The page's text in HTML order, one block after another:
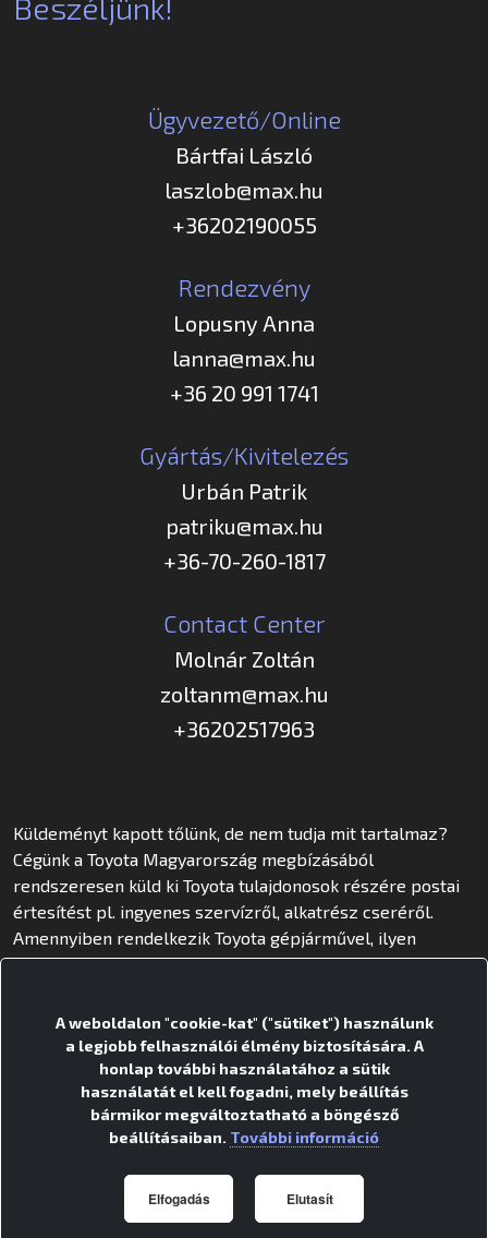
Ügyvezető/Online
Bártfai László
laszlob@max.hu
+36202190055
Rendezvény
Lopusny Anna
lanna@max.hu
+36 20 991 1741
Gyártás/Kivitelezés
Urbán Patrik
patriku@max.hu
+36-70-260-1817
Contact Center
Molnár Zoltán
zoltanm@max.hu
+36202517963
Küldeményt kapott tőlünk, de nem tudja mit tartalmaz?
Cégünk a Toyota Magyarország megbízásából
rendszeresen küld ki Toyota tulajdonosok részére postai
értesítést pl. ingyenes szervízről, alkatrész cseréről.
Amennyiben rendelkezik Toyota gépjárművel, ilyen
küldeményt kapott tőlünk.
1116 Budapest Hauszmann Alajos u. 3/a.
+36-1-799-1420
max@max.hu
Adószám: 12365423-2-43
Cégjegyzékszám 01-09-670339
INSTAGRAM LINKEDIN YOUTUBE
A weboldalon "cookie-kat" ("sütiket") használunk
a legjobb felhasználói élmény biztosítására. A
honlap további használatához a sütik
használatát el kell fogadni, mely beállítás
bármikor megváltoztatható a böngésző
beállításaiban. További információ
Elfogadás Elutasít